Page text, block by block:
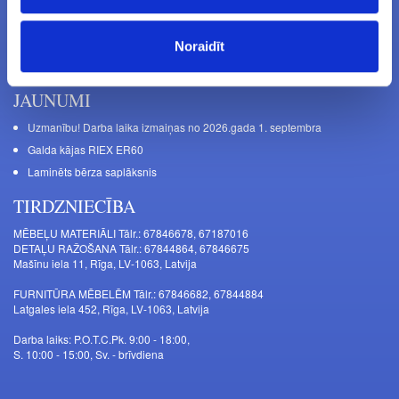
Noraidīt
Uzziniet visu pirmais - saņemiet informāciju par jauniem produktiem un
akcijas piedāvājumiem savā e-pastā
JAUNUMI
Uzmanību! Darba laika izmaiņas no 2026.gada 1. septembra
Galda kājas RIEX ER60
Laminēts bērza saplāksnis
TIRDZNIECĪBA
MĒBEĻU MATERIĀLI Tālr.: 67846678, 67187016
DETAĻU RAŽOŠANA Tālr.: 67844864, 67846675
Mašīnu iela 11, Rīga, LV-1063, Latvija
FURNITŪRA MĒBELĒM Tālr.: 67846682, 67844884
Latgales iela 452, Rīga, LV-1063, Latvija
Darba laiks: P.O.T.C.Pk. 9:00 - 18:00,
S. 10:00 - 15:00, Sv. - brīvdiena